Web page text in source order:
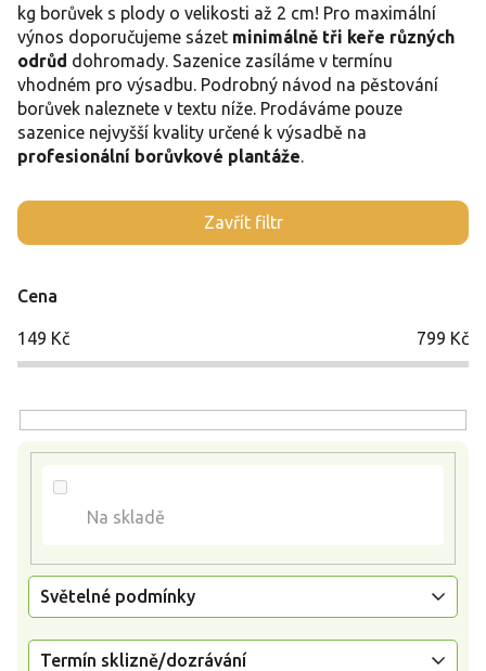
kg borůvek s plody o velikosti až 2 cm! Pro maximální
výnos doporučujeme sázet minimálně tři keře různých
odrůd dohromady. Sazenice zasíláme v termínu
vhodném pro výsadbu. Podrobný návod na pěstování
borůvek naleznete v textu níže. Prodáváme pouze
sazenice nejvyšší kvality určené k výsadbě na
profesionální borůvkové plantáže
Zavřít filtr
Cena
149 Kč 799 Kč
Na skladě
Světelné podmínky
Termín sklizně/dozrávání
V
ý
s
p
u